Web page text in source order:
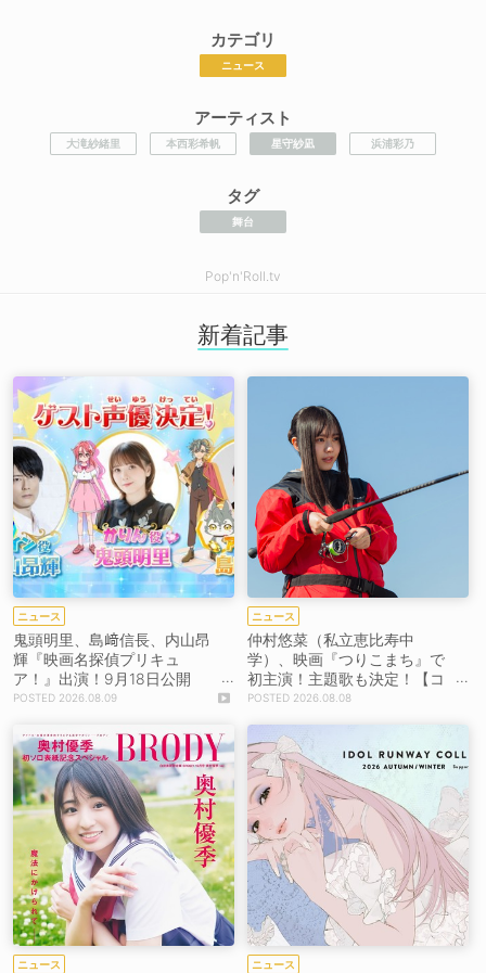
カテゴリ
ニュース
アーティスト
大滝紗緒里 本西彩希帆 星守紗凪 浜浦彩乃
タグ
舞台
Pop'n'Roll.tv
新着記事
ニュース
鬼頭明里、島﨑信長、内山昂
輝『映画名探偵プリキュ
ア！』出演！9月18日公開
【コメントあり】
2026.08.09
ニュース
仲村悠菜（私立恵比寿中
学）、映画『つりこまち』で
初主演！主題歌も決定！【コ
メントあり】
2026.08.08
ニュース ニュース